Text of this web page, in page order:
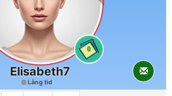
0
Elisabeth7
Lång tid